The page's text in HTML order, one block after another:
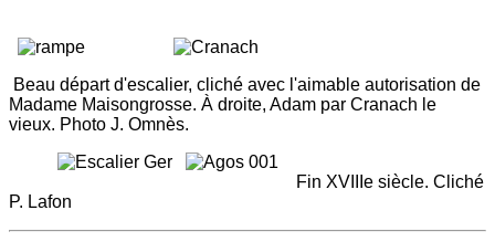
Beau départ d'escalier, cliché avec l'aimable autorisation de
Madame Maisongrosse. À droite, Adam par Cranach le
vieux. Photo J. Omnès.
Fin XVIIIe siècle. Cliché
P. Lafon